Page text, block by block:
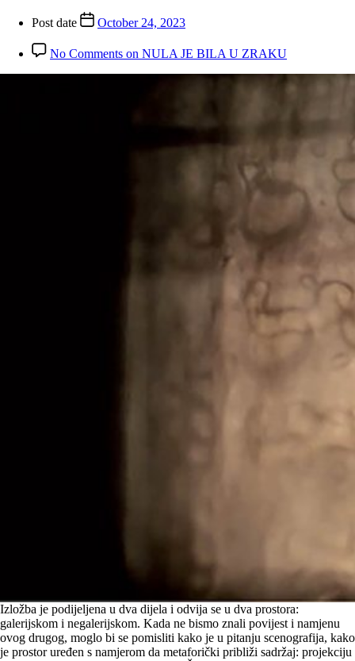
Post date October 24, 2023
No Comments on NULA JE BILA U ZRAKU
Izložba je podijeljena u dva dijela i odvija se u dva prostora:
galerijskom i negalerijskom. Kada ne bismo znali povijest i namjenu
ovog drugog, moglo bi se pomisliti kako je u pitanju scenografija, kako
je prostor uređen s namjerom da metaforički približi sadržaj: projekciju